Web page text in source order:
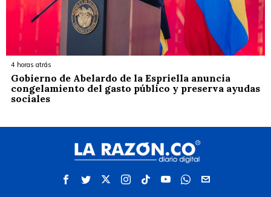
4 horas atrás
Gobierno de Abelardo de la Espriella anuncia
congelamiento del gasto público y preserva ayudas
sociales